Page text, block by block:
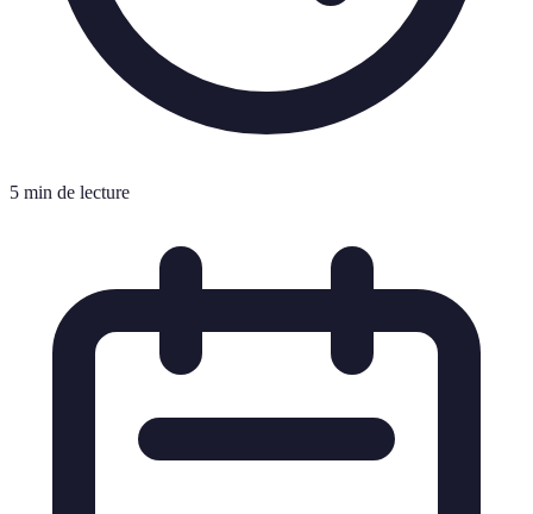
5 min de lecture